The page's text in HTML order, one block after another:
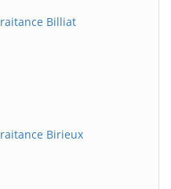
Billiat
Birieux